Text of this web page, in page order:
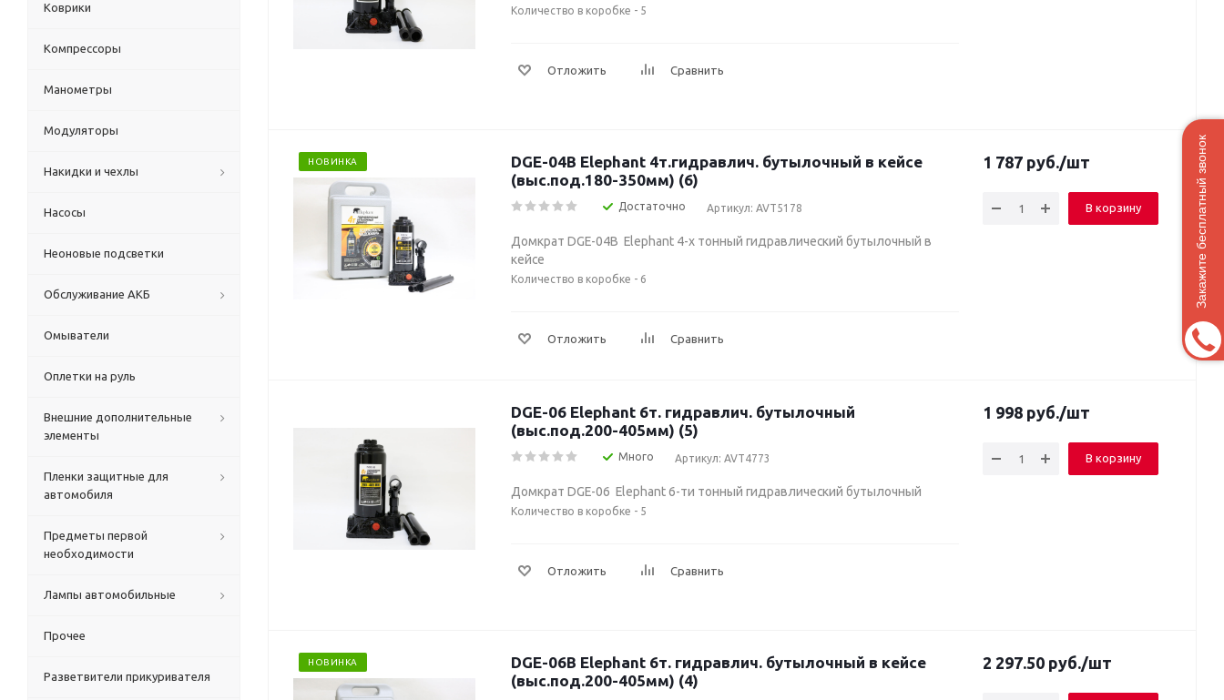
Количество в коробке - 5
Отложить Сравнить
НОВИНКА
DGE-04B Elephant 4т.гидравлич. бутылочный в кейсе
(выс.под.180-350мм) (6)
Достаточно Артикул: AVT5178
Домкрат DGE-04B Elephant 4-х тонный гидравлический бутылочный в
кейсе
Количество в коробке - 6
Отложить Сравнить
1 787 руб./шт
В корзину
DGE-06 Elephant 6т. гидравлич. бутылочный
(выс.под.200-405мм) (5)
Много Артикул: AVT4773
Домкрат DGE-06 Elephant 6-ти тонный гидравлический бутылочный
Количество в коробке - 5
Отложить Сравнить
1 998 руб./шт
В корзину
НОВИНКА
DGE-06В Elephant 6т. гидравлич. бутылочный в кейсе
(выс.под.200-405мм) (4)
2 297.50 руб./шт
Коврики
Компрессоры
Манометры
Модуляторы
Накидки и чехлы
Насосы
Неоновые подсветки
Обслуживание АКБ
Омыватели
Оплетки на руль
Внешние дополнительные
элементы
Пленки защитные для
автомобиля
Предметы первой
необходимости
Лампы автомобильные
Прочее
Разветвители прикуривателя
Закажите бесплатный звонок